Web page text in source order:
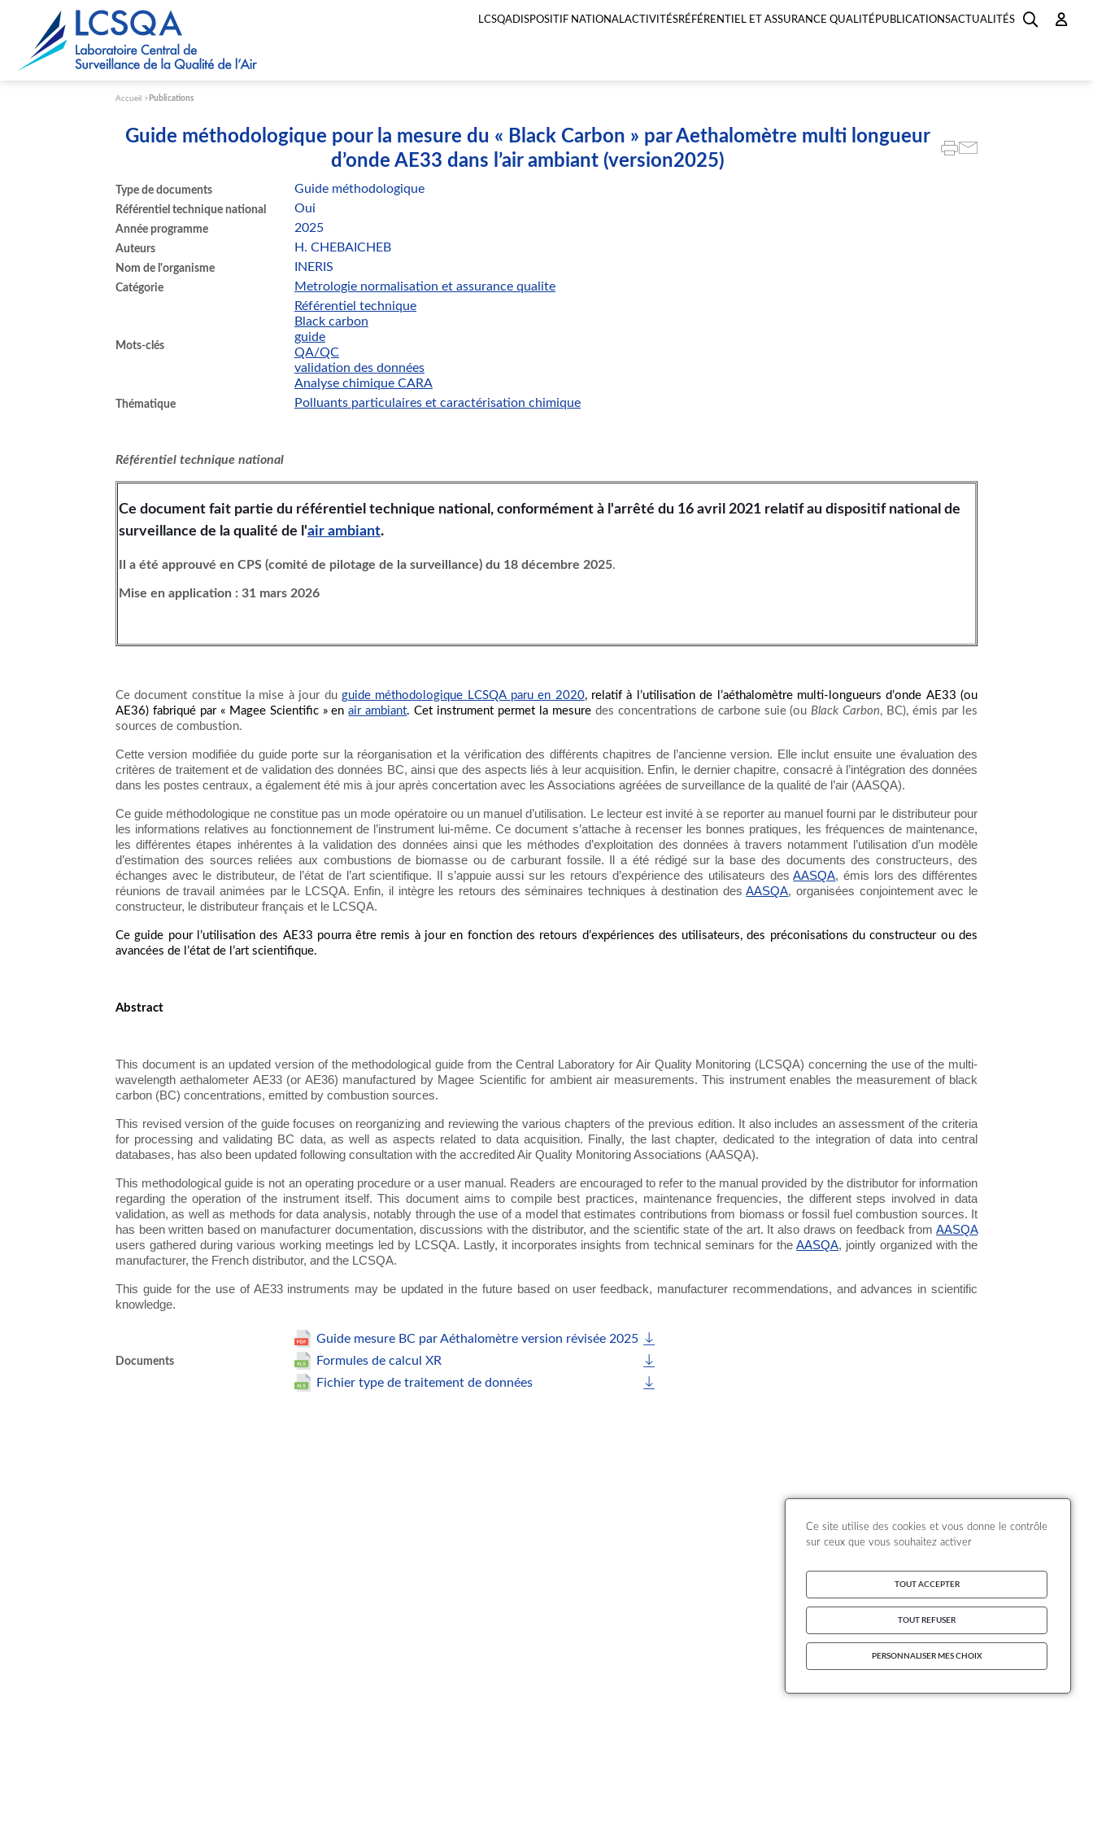
LCSQADISPOSITIF NATIONALACTIVITÉSRÉFÉRENTIEL ET ASSURANCE QUALITÉ PUBLICATIONSACTUALITÉS
Accueil Publications
Guide méthodologique pour la mesure du « Black Carbon » par Aethalomètre multi longueur
d’onde AE33 dans l’air ambiant (version2025)
Type de documents Guide méthodologique
Référentiel technique national Oui
Année programme 2025
Auteurs H. CHEBAICHEB
Nom de l'organisme INERIS
Catégorie Metrologie normalisation et assurance qualite
Mots-clés
Référentiel technique
Black carbon
guide
QA/QC
validation des données
Analyse chimique CARA
Thématique Polluants particulaires et caractérisation chimique
Référentiel technique national
Ce document fait partie du référentiel technique national, conformément à l'arrêté du 16 avril 2021 relatif au dispositif national de
surveillance de la qualité de l'air ambiant.
Il a été approuvé en CPS (comité de pilotage de la surveillance) du 18 décembre 2025.
Mise en application : 31 mars 2026
Ce document constitue la mise à jour du guide méthodologique LCSQA paru en 2020, relatif à l’utilisation de l’aéthalomètre multi-longueurs d’onde AE33 (ou
AE36) fabriqué par « Magee Scientific » enair ambiant. Cet instrument permet la mesure des concentrations de carbone suie (ouBlack Carbon, BC), émis par les
sources de combustion.
Cette version modifiée du guide porte sur la réorganisation et la vérification des différents chapitres de l’ancienne version. Elle inclut ensuite une évaluation des
critères de traitement et de validation des données BC, ainsi que des aspects liés à leur acquisition. Enfin, le dernier chapitre, consacré à l’intégration des données
dans les postes centraux, a également été mis à jour après concertation avec les Associations agréées de surveillance de la qualité de l’air (AASQA).
Ce guide méthodologique ne constitue pas un mode opératoire ou un manuel d’utilisation. Le lecteur est invité à se reporter au manuel fourni par le distributeur pour
les informations relatives au fonctionnement de l’instrument lui-même. Ce document s’attache à recenser les bonnes pratiques, les fréquences de maintenance,
les différentes étapes inhérentes à la validation des données ainsi que les méthodes d’exploitation des données à travers notamment l’utilisation d’un modèle
d’estimation des sources reliées aux combustions de biomasse ou de carburant fossile. Il a été rédigé sur la base des documents des constructeurs, des
échanges avec le distributeur, de l’état de l’art scientifique. Il s’appuie aussi sur les retours d’expérience des utilisateurs desAASQA, émis lors des différentes
réunions de travail animées par le LCSQA. Enfin, il intègre les retours des séminaires techniques à destination desAASQA, organisées conjointement avec le
constructeur, le distributeur français et le LCSQA.
Ce guide pour l’utilisation des AE33 pourra être remis à jour en fonction des retours d’expériences des utilisateurs, des préconisations du constructeur ou des
avancées de l’état de l’art scientifique.
Abstract
This document is an updated version of the methodological guide from the Central Laboratory for Air Quality Monitoring (LCSQA) concerning the use of the multi-
wavelength aethalometer AE33 (or AE36) manufactured by Magee Scientific for ambient air measurements. This instrument enables the measurement of black
carbon (BC) concentrations, emitted by combustion sources.
This revised version of the guide focuses on reorganizing and reviewing the various chapters of the previous edition. It also includes an assessment of the criteria
for processing and validating BC data, as well as aspects related to data acquisition. Finally, the last chapter, dedicated to the integration of data into central
databases, has also been updated following consultation with the accredited Air Quality Monitoring Associations (AASQA).
This methodological guide is not an operating procedure or a user manual. Readers are encouraged to refer to the manual provided by the distributor for information
regarding the operation of the instrument itself. This document aims to compile best practices, maintenance frequencies, the different steps involved in data
validation, as well as methods for data analysis, notably through the use of a model that estimates contributions from biomass or fossil fuel combustion sources. It
has been written based on manufacturer documentation, discussions with the distributor, and the scientific state of the art. It also draws on feedback from AASQA
users gathered during various working meetings led by LCSQA. Lastly, it incorporates insights from technical seminars for theAASQA, jointly organized with the
manufacturer, the French distributor, and the LCSQA.
This guide for the use of AE33 instruments may be updated in the future based on user feedback, manufacturer recommendations, and advances in scientific
knowledge.
Documents
Guide mesure BC par Aéthalomètre version révisée 2025
Formules de calcul XR
Fichier type de traitement de données
Paramétrer les cookies
Ce site utilise des cookies et vous donne le contrôle
sur ceux que vous souhaitez activer
TOUT ACCEPTER
TOUT REFUSER
PERSONNALISER MES CHOIX